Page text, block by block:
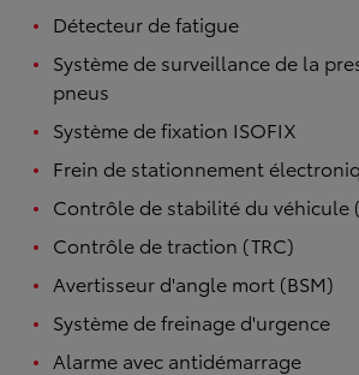
Détecteur de fatigue
Système de surveillance de la
pneus
Système de fixation ISOFIX
Frein de stationnement
Contrôle de stabilité du véhicule
Contrôle de traction (TRC)
Avertisseur d'angle mort (BSM)
Système de freinage d'urgence
Alarme avec antidémarrage